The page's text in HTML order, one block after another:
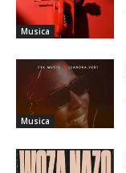
Musica
Musica